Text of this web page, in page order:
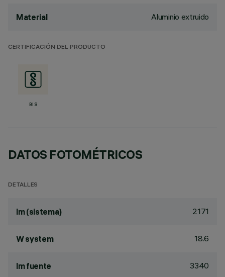
Material Aluminio extruido
CERTIFICACIÓN DEL PRODUCTO
BIS
DATOS FOTOMÉTRICOS
DETALLES
lm (sistema) 2171
W system 18.6
lm fuente 3340